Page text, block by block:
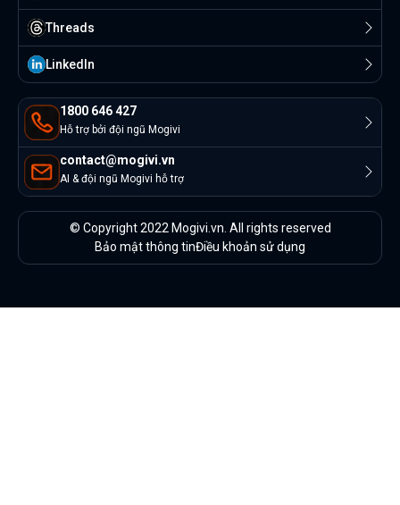
1800 646 427
Hỗ trợ bởi đội ngũ Mogivi
contact@mogivi.vn
AI & đội ngũ Mogivi hỗ trợ
Threads
Linkedln
© Copyright 2022 Mogivi.vn. All rights reserved
Bảo mật thông tinĐiều khoản sử dụng